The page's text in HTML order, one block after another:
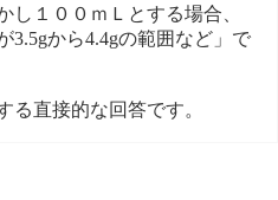
し１００ｍＬとする場合、
3.5gから4.4gの範囲など」で
る直接的な回答です。